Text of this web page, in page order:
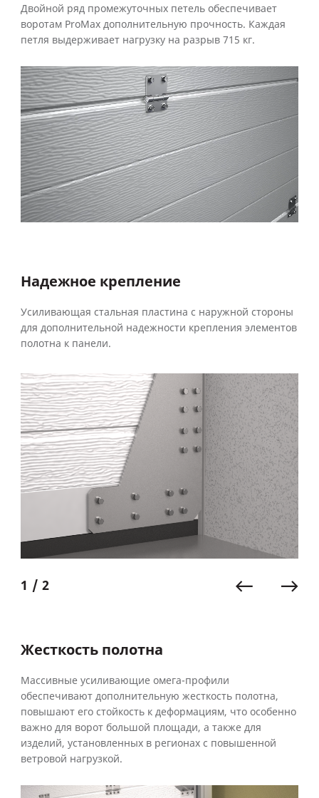
Двойной ряд промежуточных петель обеспечивает
воротам ProMax дополнительную прочность. Каждая
петля выдерживает нагрузку на разрыв 715 кг.
Надежное крепление
Усиливающая стальная пластина с наружной стороны
для дополнительной надежности крепления элементов
полотна к панели.
1 / 2
Жесткость полотна
Массивные усиливающие омега-профили
обеспечивают дополнительную жесткость полотна,
повышают его стойкость к деформациям, что особенно
важно для ворот большой площади, а также для
изделий, установленных в регионах с повышенной
ветровой нагрузкой.